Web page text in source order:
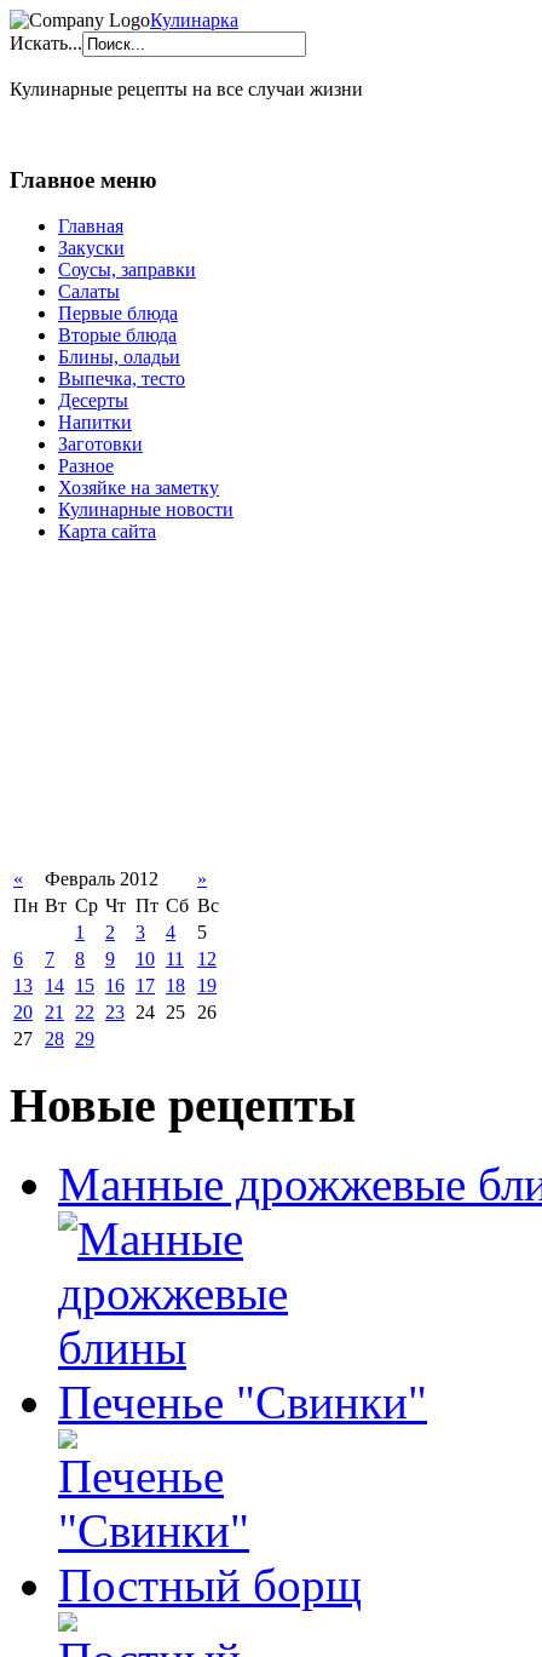
Кулинарка
Искать...
Кулинарные рецепты на все случаи жизни
Главное меню
Главная
Закуски
Соусы, заправки
Салаты
Первые блюда
Вторые блюда
Блины, оладьи
Выпечка, тесто
Десерты
Напитки
Заготовки
Разное
Хозяйке на заметку
Кулинарные новости
Карта сайта
« Февраль 2012
»
Пн Вт Ср Чт Пт Сб Вс
1
2 3 4
5
6
7 8 9 10 11
12
13
14 15 16 17 18
19
20 21 22 23 24 25 26
27 28 29
Новые рецепты
Манные дрожжевые
Печенье "Свинки"
Постный борщ